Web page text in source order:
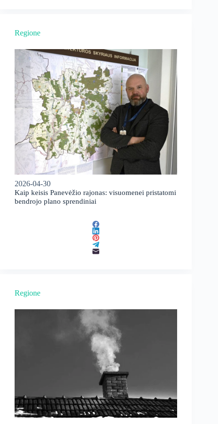
Regione
2026-04-30
Kaip keisis Panevėžio rajonas: visuomenei pristatomi
bendrojo plano sprendiniai
Regione